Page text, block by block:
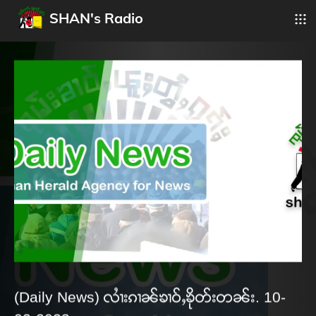
SHAN's Radio
(Daily News) လၢႆးၵၢၼ်ၶၢဝ်ႇၶိုတ်းတၼ်း. 10-